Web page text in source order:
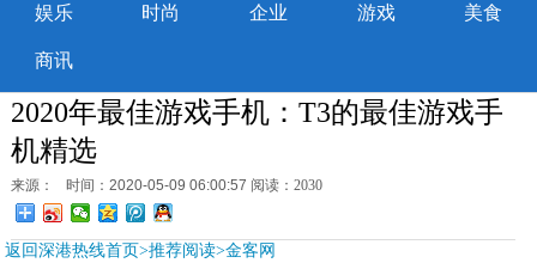
娱乐 时尚 企业 游戏 美食
商讯
2020年最佳游戏手机：T3的最佳游戏手
机精选
来源： 时间：2020-05-09 06:00:57 阅读：2030
返回深港热线首页>推荐阅读>金客网